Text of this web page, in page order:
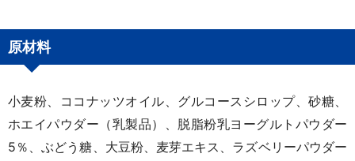
原材料
小麦粉、ココナッツオイル、グルコースシロップ、砂糖、
ホエイパウダー（乳製品）、脱脂粉乳ヨーグルトパウダー
5％、ぶどう糖、大豆粉、麦芽エキス、ラズベリーパウダー